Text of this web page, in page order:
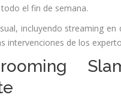
el fin de semana.
incluyendo streaming
intervenciones de los